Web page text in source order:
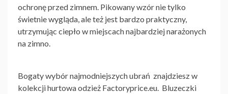
ochronę przed zimnem. Pikowany wzór nie tylko
świetnie wygląda, ale też jest bardzo praktyczny,
utrzymując ciepło w miejscach najbardziej narażonych
na zimno.
Bogaty wybór najmodniejszych ubrań znajdziesz w
kolekcjihurtowa odzież Factoryprice.eu. Bluzeczki